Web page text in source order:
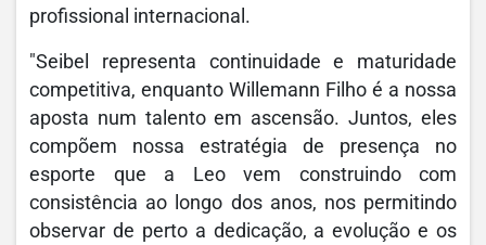
profissional internacional.
"Seibel representa continuidade e maturidade
competitiva, enquanto Willemann Filho é a nossa
aposta num talento em ascensão. Juntos, eles
compõem nossa estratégia de presença no
esporte que a Leo vem construindo com
consistência ao longo dos anos, nos permitindo
observar de perto a dedicação, a evolução e os